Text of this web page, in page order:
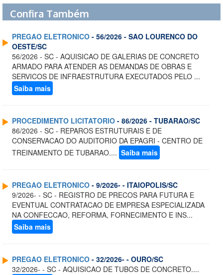
Confira Também
PREGAO ELETRONICO - 56/2026 - SAO LOURENCO DO
OESTE/SC
56/2026 - SC - AQUISICAO DE GALERIAS DE CONCRETO
ARMADO PARA ATENDER AS DEMANDAS DE OBRAS E
SERVICOS DE INFRAESTRUTURA EXECUTADOS PELO ...
Saiba mais
PROCEDIMENTO LICITATORIO - 86/2026 - TUBARAO/SC
86/2026 - SC - REPAROS ESTRUTURAIS E DE
CONSERVACAO DO AUDITORIO DA EPAGRI - CENTRO DE
TREINAMENTO DE TUBARAO.... Saiba mais
PREGAO ELETRONICO - 9/2026- - ITAIOPOLIS/SC
9/2026- - SC - REGISTRO DE PRECOS PARA FUTURA E
EVENTUAL CONTRATACAO DE EMPRESA ESPECIALIZADA
NA CONFECCAO, REFORMA, FORNECIMENTO E INS...
Saiba mais
PREGAO ELETRONICO - 32/2026- - OURO/SC
32/2026- - SC - AQUISICAO DE TUBOS DE CONCRETO....